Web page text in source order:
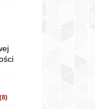
(8)